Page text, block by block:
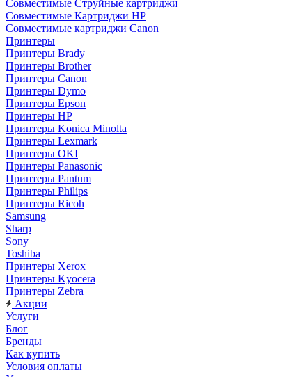
Совместимые Струйные картриджи
Совместимые Картриджи HP
Совместимые картриджи Canon
Принтеры
Принтеры Brady
Принтеры Brother
Принтеры Canon
Принтеры Dymo
Принтеры Epson
Принтеры HP
Принтеры Konica Minolta
Принтеры Lexmark
Принтеры OKI
Принтеры Panasonic
Принтеры Pantum
Принтеры Philips
Принтеры Ricoh
Samsung
Sharp
Sony
Toshiba
Принтеры Xerox
Принтеры Kyocera
Принтеры Zebra
Акции
Услуги
Блог
Бренды
Как купить
Условия оплаты